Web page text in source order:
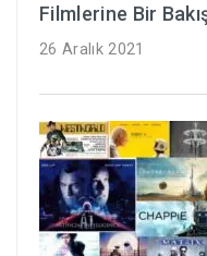
Filmlerine Bir
26 Aralık 2021